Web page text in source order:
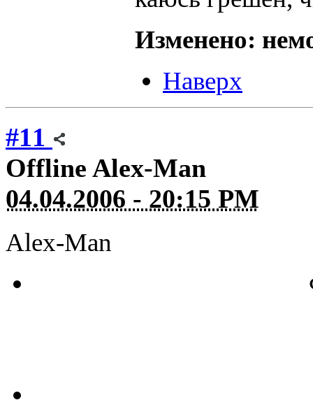
Изменено:
Наверх
#11
Offline Alex-Man
04.04.2006 - 20:15 PM
Alex-Man